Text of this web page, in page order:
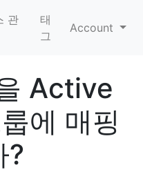
관
태
그
Account
Active
에 매핑
?